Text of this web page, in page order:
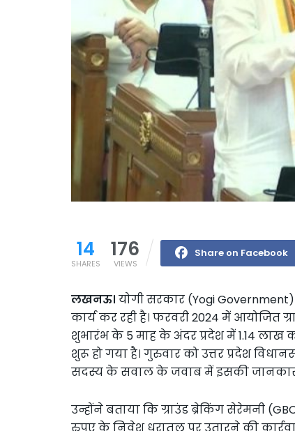
14
SHARES
176
VIEWS
Share on Facebook
लखनऊ। योगी सरकार (Yogi
कार्य कर रही है। फरवरी 2024 में आयोजित
शुभारंभ के 5 माह के अंदर प्रदेश में 1.14 लाख
शुरू हो गया है। गुरुवार को उत्तर प्रदेश
सदस्य के सवाल के जवाब में इसकी जानकारी
उन्होंने बताया कि ग्राउंड ब्रेकिंग सेरेमनी
रुपए के निवेश धरातल पर उतारने की